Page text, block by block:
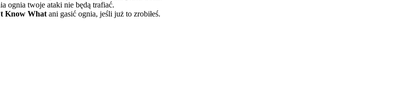
ognia twoje ataki nie będą trafiać.
Know What ani gasić ognia, jeśli już to zrobiłeś.